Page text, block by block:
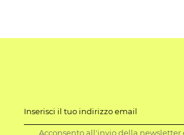
Inserisci il tuo indirizzo email
Acconsento all'invio della